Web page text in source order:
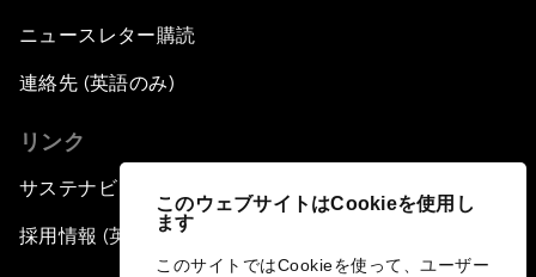
このウェブサイトはCookieを使用し
ます
このサイトではCookieを使って、ユーザー
ニュースレター購読
連絡先 (英語のみ)
リンク
サステナビリティへの取り組み
採用情報 (英語のみ)